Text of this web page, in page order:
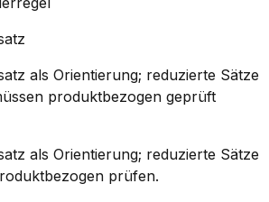
als Orientierung; reduzierte Sätze
produktbezogen geprüft
als Orientierung; reduzierte Sätze
prüfen.